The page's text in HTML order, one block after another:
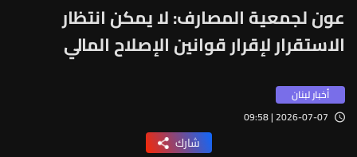
عون لجمعية المصارف: لا يمكن انتظار
الاستقرار لإقرار قوانين الإصلاح المالي
أخبار لبنان
2026-07-07 | 09:58
شارك